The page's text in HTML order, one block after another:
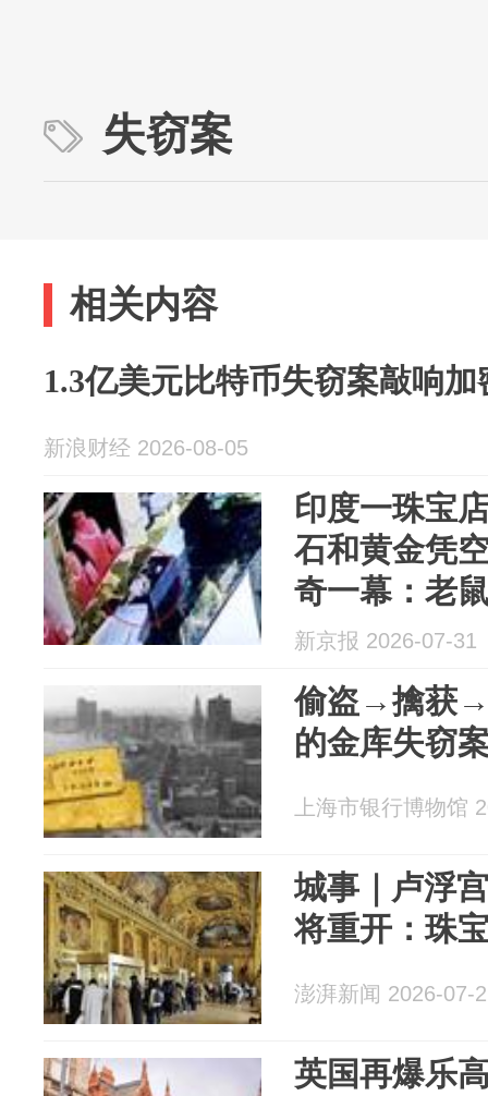
失窃案
相关内容
1.3亿美元比特币失窃案敲响
新浪财经 2026-08-05
印度一珠宝
石和黄金凭
奇一幕：老
往洞里拖
新京报 2026-07-31
偷盗→擒获→
的金库失窃
上海市银行博物馆
城事｜卢浮
将重开：珠
澎湃新闻 2026-07-
英国再爆乐